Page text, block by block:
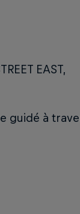
EAST,
guidé à